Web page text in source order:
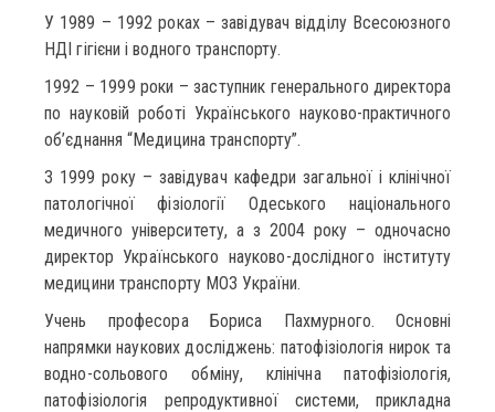
У 1989 – 1992 роках – завідувач відділу Всесоюзного
НДІ гігієни і водного транспорту.
1992 – 1999 роки – заступник генерального директора
по науковій роботі Українського науково-практичного
об’єднання “Медицина транспорту”.
З 1999 року – завідувач кафедри загальної і клінічної
патологічної фізіології Одеського національного
медичного університету, а з 2004 року – одночасно
директор Українського науково-дослідного інституту
медицини транспорту МОЗ України.
Учень професора Бориса Пахмурного. Основні
напрямки наукових досліджень: патофізіологія нирок та
водно-сольового обміну, клінічна патофізіологія,
патофізіологія репродуктивної системи, прикладна